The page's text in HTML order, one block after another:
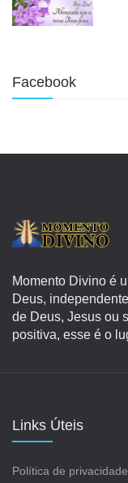
Facebook
Momento Divino é
Deus,
de Deus, Jesus ou
positiva, esse é o
Links Úteis
Política de privacidade